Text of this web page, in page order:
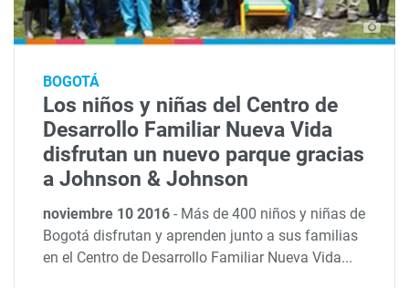
BOGOTÁ
Los niños y niñas del Centro de
Desarrollo Familiar Nueva Vida
disfrutan un nuevo parque gracias
a Johnson & Johnson
noviembre 10 2016- Más de 400 niños y niñas de
Bogotá disfrutan y aprenden junto a sus familias
en el Centro de Desarrollo Familiar Nueva Vida...